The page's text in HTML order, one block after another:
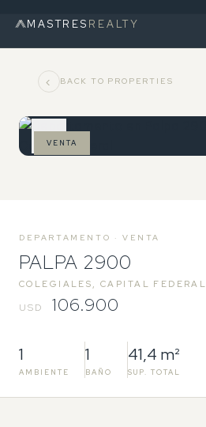
MASTRES REALTY
‹ BACK TO PROPERTIES
‹
VENTA
DEPARTAMENTO · VENTA
PALPA 2900
COLEGIALES, CAPITAL FEDERAL
USD 106.900
1
AMBIENTE
1
BAÑO
41,4 m²
SUP. TOTAL